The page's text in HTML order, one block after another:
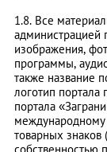
1.8. Все
администрацией
изображения,
программы,
также название
логотип портала
портала
международному
товарных знаков